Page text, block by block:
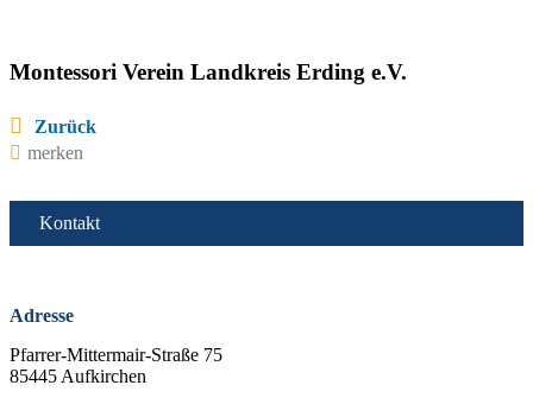
Montessori Verein Landkreis Erding e.V.
Zurück
merken
Kontakt
Adresse
Pfarrer-Mittermair-Straße 75
85445 Aufkirchen